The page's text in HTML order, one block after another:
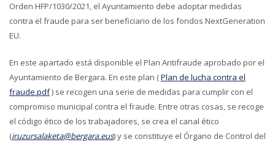
Orden HFP/1030/2021, el Ayuntamiento debe adoptar medidas
contra el fraude para ser beneficiario de los fondos NextGeneration
EU.
En este apartado está disponible el Plan Antifraude aprobado por el
Ayuntamiento de Bergara. En este plan (Plan de lucha contra el
fraude.pdf) se recogen una serie de medidas para cumplir con el
compromiso municipal contra el fraude. Entre otras cosas, se recoge
el código ético de los trabajadores, se crea el canal ético
(iruzursalaketa@bergara.eus) y se constituye el Órgano de Control del